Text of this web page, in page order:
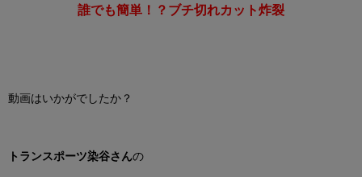
誰でも簡単！？ブチ切れカット炸裂
動画はいかがでしたか？
トランスポーツ染谷さんの